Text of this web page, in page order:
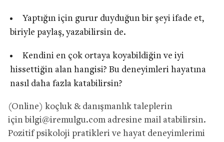
Yaptığın için gurur duyduğun bir şeyi ifade et,
biriyle paylaş, yazabilirsin de.
Kendini en çok ortaya koyabildiğin ve iyi
hissettiğin alan hangisi? Bu deneyimleri hayatına
nasıl daha fazla katabilirsin?
(Online) koçluk & danışmanlık taleplerin
için bilgi@iremulgu.com adresine mail atabilirsin.
Pozitif psikoloji pratikleri ve hayat deneyimlerimi